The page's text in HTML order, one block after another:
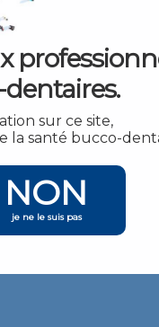
sur ce site,
la santé bucco-
NON
je ne le suis pas